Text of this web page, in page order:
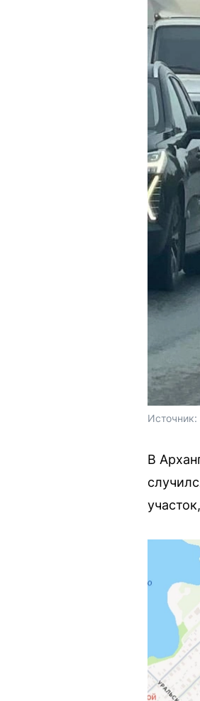
Источник:
В